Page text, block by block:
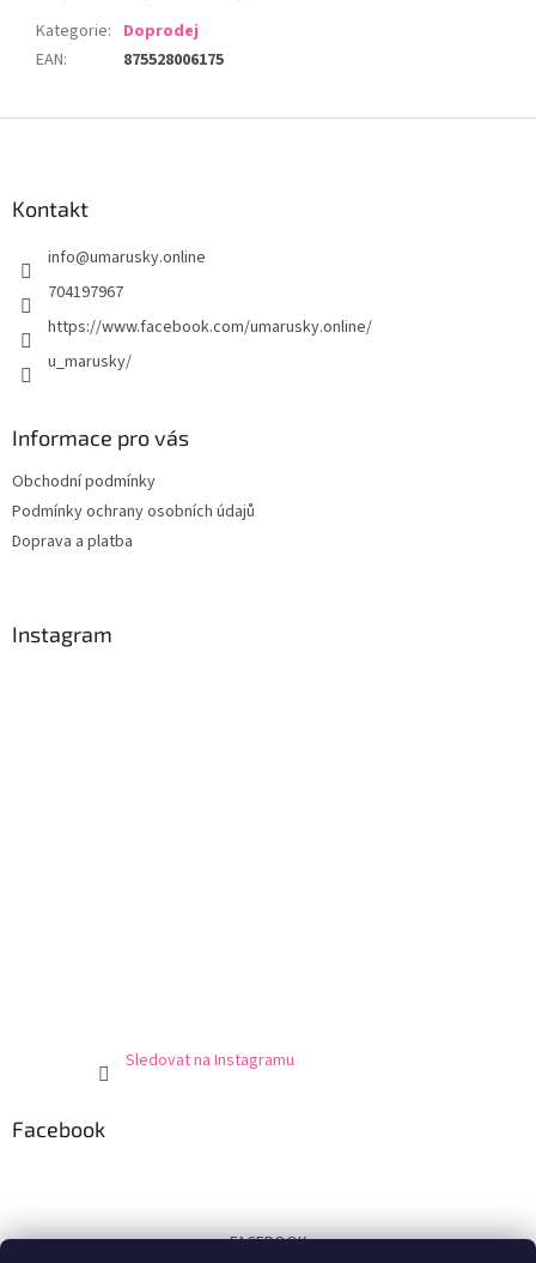
Kategorie: Doprodej
EAN: 875528006175
Kontakt
info@umarusky.online
704197967
https://www.facebook.com/umarusky.online/
u_marusky/
Informace pro vás
Obchodní podmínky
Podmínky ochrany osobních údajů
Doprava a platba
Instagram
Sledovat na Instagramu
Facebook
FACEBOOK